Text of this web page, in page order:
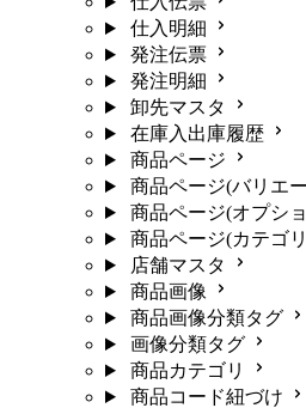
仕入明細
発注伝票
発注明細
卸先マスタ
在庫入出庫履歴
商品ページ
商品ページ(バリエ
商品ページ(オプシ
商品ページ(カテゴ
店舗マスタ
商品画像
商品画像分類タグ
画像分類タグ
商品カテゴリ
商品コード紐づけ